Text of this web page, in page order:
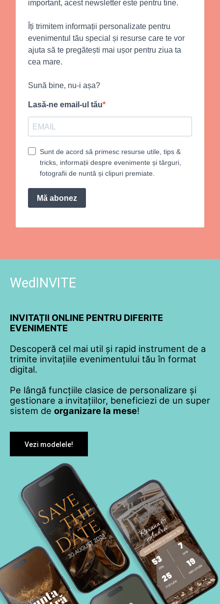
important, acest newsletter este pentru tine.
Îți trimitem informații personalizate pentru
evenimentul tău special și resurse care te vor
ajuta să te pregătești mai ușor pentru ziua ta
cea mare.
Sună bine, nu-i așa?
Lasă-ne email-ul tău
Sunt de acord să primesc resurse utile, tips &
tricks, informații despre evenimente și târguri,
fotografii de nuntă și clipuri premiate.
Mă abonez
WedINVITE
INVITAȚII ONLINE PENTRU DIFERITE
EVENIMENTE
Descoperă cel mai util și rapid instrument de a
trimite invitațiile evenimentului tău în format
digital.
Pe lângă funcțiile clasice de personalizare și
gestionare a invitațiilor, beneficiezi de un super
sistem de organizare la mese!
Vezi modelele!